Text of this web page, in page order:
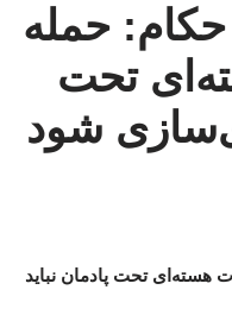
حکام: حمله
تحت
شود
هسته‌ای تحت پادمان نباید